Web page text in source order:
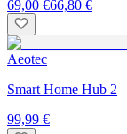
69,00 €66,80 €
Aeotec
Smart Home Hub 2
99,99 €